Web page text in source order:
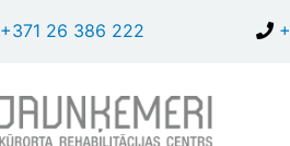
+371 26 386 222